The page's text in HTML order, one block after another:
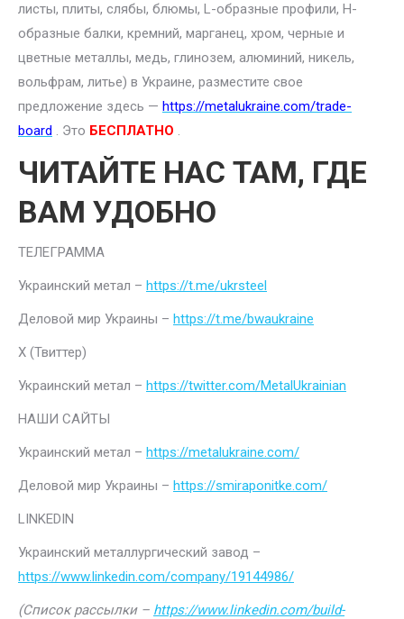
листы, плиты, слябы, блюмы, L-образные профили, H-
образные балки, кремний, марганец, хром, черные и
цветные металлы, медь, глинозем, алюминий, никель,
вольфрам, литье) в Украине, разместите свое
предложение здесь — https://metalukraine.com/trade-
board . Это БЕСПЛАТНО .
ЧИТАЙТЕ НАС ТАМ, ГДЕ
ВАМ УДОБНО
ТЕЛЕГРАММА
Украинский метал – https://t.me/ukrsteel
Деловой мир Украины – https://t.me/bwaukraine
Х (Твиттер)
Украинский метал – https://twitter.com/MetalUkrainian
НАШИ САЙТЫ
Украинский метал – https://metalukraine.com/
Деловой мир Украины – https://smiraponitke.com/
LINKEDIN
Украинский металлургический завод –
https://www.linkedin.com/company/19144986/
(Список рассылки – https://www.linkedin.com/build-